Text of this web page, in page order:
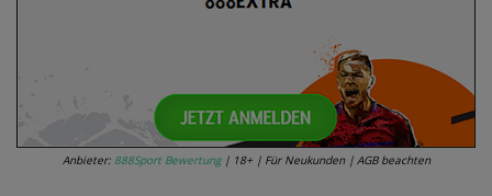
Anbieter: 888Sport Bewertung| 18+ | Für Neukunden | AGB beachten